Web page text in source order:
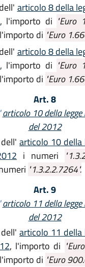
articolo 8 della
, l'importo di "Euro
di "Euro
articolo 8 della
, l'importo di "Euro
di "Euro
Art. 8
articolo 10 della
del 2012
articolo 10 della
i numeri
"1.3.2.2.7264".
Art. 9
articolo 11 della
del 2012
articolo 11 della
, l'importo di
di "Euro